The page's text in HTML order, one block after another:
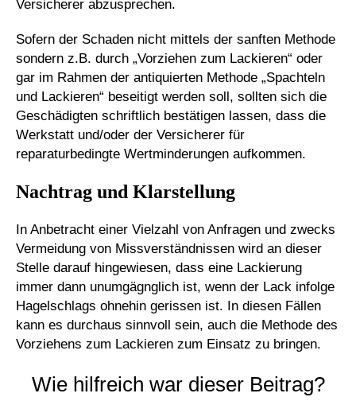
Versicherer abzusprechen.
Sofern der Schaden nicht mittels der sanften Methode
sondern z.B. durch „Vorziehen zum Lackieren“ oder
gar im Rahmen der antiquierten Methode „Spachteln
und Lackieren“ beseitigt werden soll, sollten sich die
Geschädigten schriftlich bestätigen lassen, dass die
Werkstatt und/oder der Versicherer für
reparaturbedingte Wertminderungen aufkommen.
Nachtrag und Klarstellung
In Anbetracht einer Vielzahl von Anfragen und zwecks
Vermeidung von Missverständnissen wird an dieser
Stelle darauf hingewiesen, dass eine Lackierung
immer dann unumgägnglich ist, wenn der Lack infolge
Hagelschlags ohnehin gerissen ist. In diesen Fällen
kann es durchaus sinnvoll sein, auch die Methode des
Vorziehens zum Lackieren zum Einsatz zu bringen.
Wie hilfreich war dieser Beitrag?